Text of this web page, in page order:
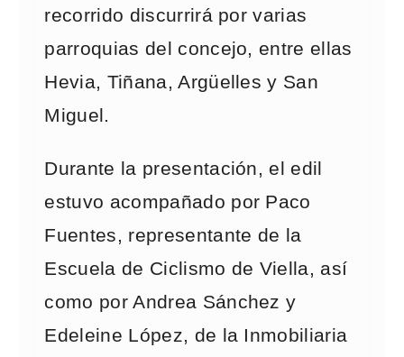
recorrido discurrirá por varias
parroquias del concejo, entre ellas
Hevia, Tiñana, Argüelles y San
Miguel.
Durante la presentación, el edil
estuvo acompañado por Paco
Fuentes, representante de la
Escuela de Ciclismo de Viella, así
como por Andrea Sánchez y
Edeleine López, de la Inmobiliaria